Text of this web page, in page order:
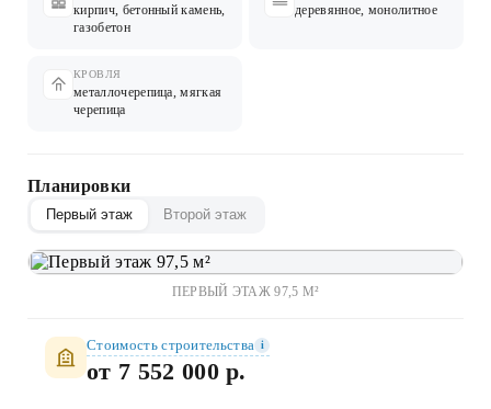
кирпич, бетонный камень,
газобетон
деревянное, монолитное
КРОВЛЯ
металлочерепица, мягкая
черепица
Планировки
Первый этаж Второй этаж
ПЕРВЫЙ ЭТАЖ 97,5 М²
Стоимость строительства i
от 7 552 000 р.